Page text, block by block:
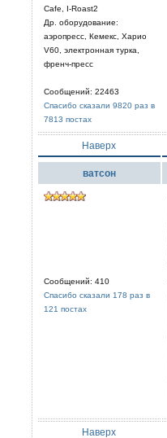
Cafe, I-Roast2
Др. оборудование:
аэропресс, Кемекс, Харио
V60, электронная турка,
френч-пресс
Сообщений: 22463
Спасибо сказали 9820 раз в
7813 постах
Наверх
ватсон
Сообщений: 410
Спасибо сказали 178 раз в
121 постах
Наверх